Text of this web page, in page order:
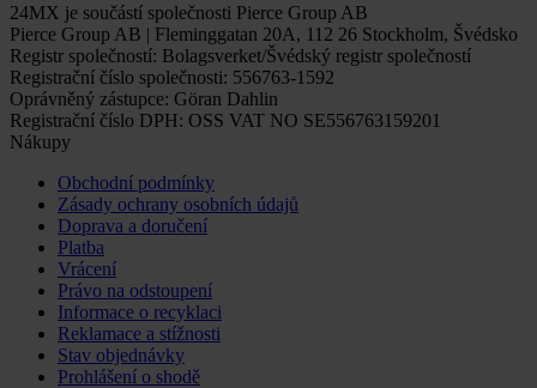
24MX je součástí společnosti Pierce Group AB
Pierce Group AB | Fleminggatan 20A, 112 26 Stockholm, Švédsko
Registr společností: Bolagsverket/Švédský registr společností
Registrační číslo společnosti: 556763-1592
Oprávněný zástupce: Göran Dahlin
Registrační číslo DPH: OSS VAT NO SE556763159201
Nákupy
Obchodní podmínky
Zásady ochrany osobních údajů
Doprava a doručení
Platba
Vrácení
Právo na odstoupení
Informace o recyklaci
Reklamace a stížnosti
Stav objednávky
Prohlášení o shodě